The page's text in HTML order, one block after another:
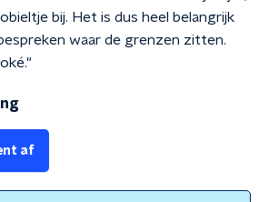
bij. Het is dus heel belangrijk
waar de grenzen zitten.
af